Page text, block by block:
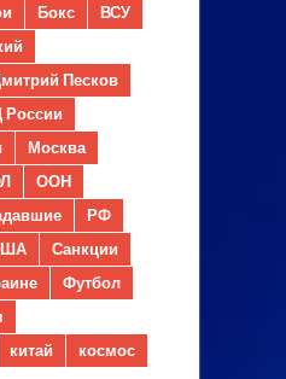
Бокс
ВСУ
Песков
Москва
ООН
РФ
Санкции
Футбол
китай
космос